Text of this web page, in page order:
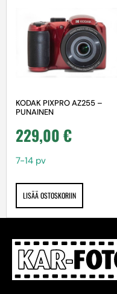
KODAK PIXPRO AZ255 –
PUNAINEN
229,00€
7-14 pv
LISÄÄ OSTOSKORIIN